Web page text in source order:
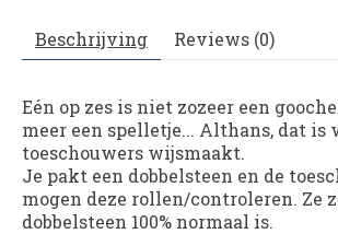
Beschrijving Reviews (0)
Eén op zes is niet zozeer een
meer een spelletje... Althans, dat is
toeschouwers wijsmaakt.
Je pakt een dobbelsteen en de
mogen deze rollen/controleren. Ze
dobbelsteen 100% normaal is.